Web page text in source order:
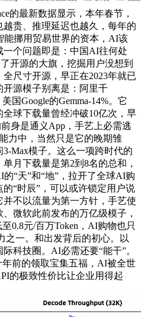
的最新数据显示，本年春节，
贵、推理延迟也越久，每年的
挪用贸易世界的资本，AI该
个问题即是：中国AI往何处
开源的大旗，挖掘用户没想到
尺寸开源，早正在2023年就已
开源模子别离是：阿里千
国Google的Gemma-14%。它
球下载量曾经冲破10亿次，早
身是通义App，手艺上必需逃
力中，当然只是它的晚期雏
Max模子。这么一项跨时代的
月下载量是第2到8名的总和，
“天”和“地”，拉开了全球AI购
“时辰”，可以或许锁定用户说
不以流量为第一方针，手艺使
微软此前发布的万亿级模子，
0.8元/百万Token，AI购物也只
之一。和出发背后的初心。以
科技圈。AI必需还要“能干”。
前的领取宝集五福，AI被全世
的极致性价比让企业用得起